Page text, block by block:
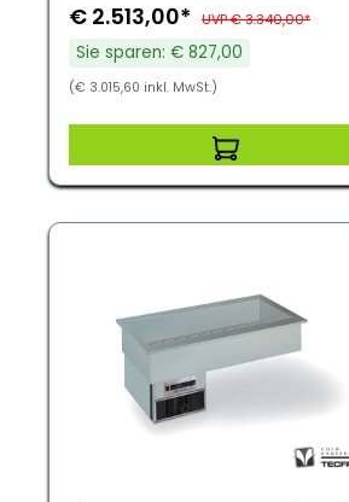
€ 2.513,00* UVP € 3.340,00*
Sie sparen: € 827,00
(€ 3.015,60 inkl. MwSt.)